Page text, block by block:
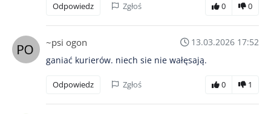
Odpowiedz Zgłoś 0 0
~psi ogon
13.03.2026 17:52
ganiać kurierów. niech sie nie wałęsają.
Odpowiedz Zgłoś 0 1